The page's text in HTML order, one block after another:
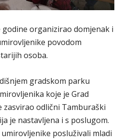
godine organizirao domjenak i
povodom
osoba.
gradskom parku
koje je Grad
zasvirao odlični Tamburaški
je nastavljena i s poslugom.
posluživali mladi